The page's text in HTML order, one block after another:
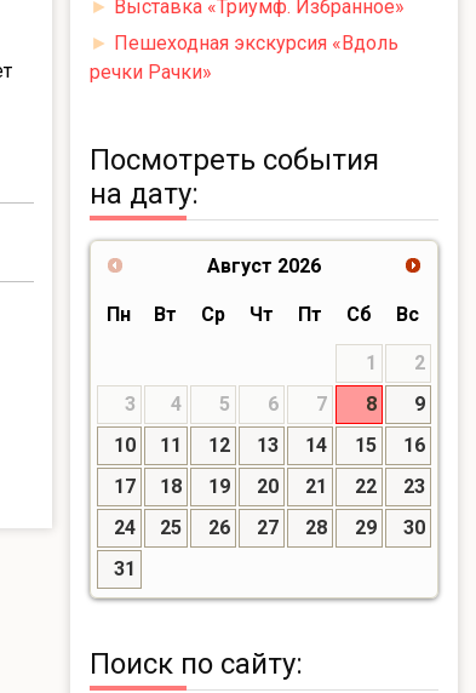
► Выставка «Триумф. Избранное»
► Пешеходная экскурсия «Вдоль
речки Рачки»
Посмотреть события
на дату:
Август 2026
Пн Вт Ср Чт Пт Сб Вс
1
2
3
4 5 6 7 8
9
10
11 12 13 14 15
16
17
18 19 20 21 22
23
24
25 26 27 28 29
30
31
Поиск по сайту: